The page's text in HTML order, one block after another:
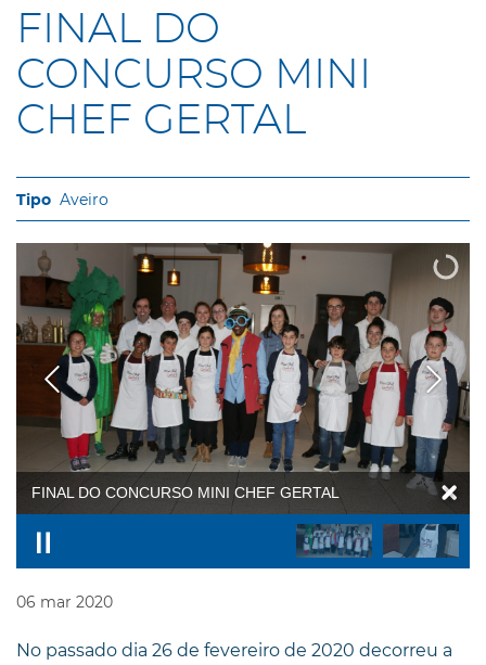
FINAL DO
CONCURSO MINI
CHEF GERTAL
Aveiro
FINAL DO CONCURSO MINI CHEF GERTAL
06 mar 2020
No passado dia 26 de fevereiro de 2020 decorreu a